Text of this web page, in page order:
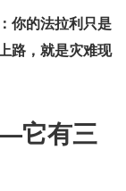
你的法拉利只是
路，就是灾难现
它有三